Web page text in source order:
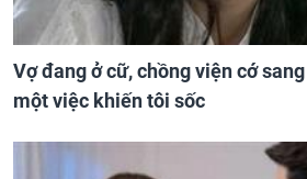
Vợ đang ở cữ, chồng viện cớ
một việc khiến tôi sốc